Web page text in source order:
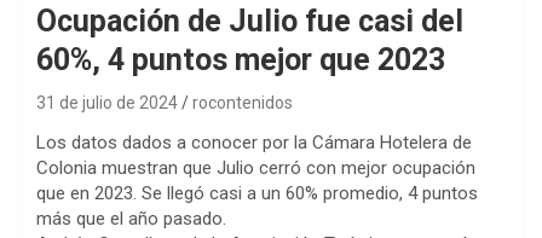
Ocupación de Julio fue casi del
60%, 4 puntos mejor que 2023
31 de julio de 2024 rocontenidos
Los datos dados a conocer por la Cámara Hotelera de
Colonia muestran que Julio cerró con mejor ocupación
que en 2023. Se llegó casi a un 60% promedio, 4 puntos
más que el año pasado.